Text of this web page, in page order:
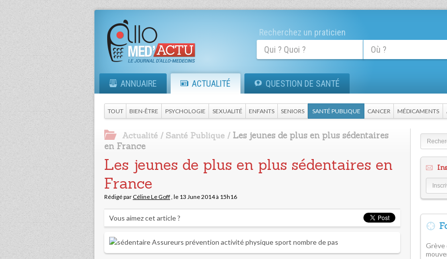
Recherchez un praticien
ANNUAIRE ACTUALITÉ QUESTION DE SANTÉ
TOUT BIEN-ÊTRE PSYCHOLOGIE SEXUALITÉ ENFANTS SENIORS SANTÉ PUBLIQUE CANCER MÉDICAMENTS
Actualité / Santé Publique / Les jeunes de plus en plus sédentaires
en France
Les jeunes de plus en plus sédentaires en
France
Rédigé parCéline Le Goff, le 13 June 2014 à 15h16
Vous aimez cet article ?
Grève